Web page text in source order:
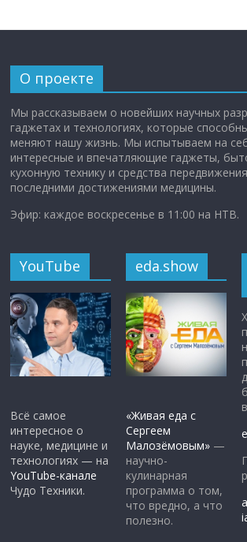
О проекте
Мы рассказываем о новейших научных
гаджетах и технологиях, которые
меняют нашу жизнь. Мы испытываем на
интересные и впечатляющие гаджеты,
кухонную технику и средства
последними достижениями медицины.
Эфир: каждое воскресенье в 11:00 на НТВ.
YouTube
Всё самое
интересное о
науке, медицине и
технологиях — на
YouTube-канале
Чудо Техники.
eda.show
«Живая еда с
Сергеем
Малозёмовым» —
научно-
кулинарная
программа о том,
что вредно, а что
полезно.